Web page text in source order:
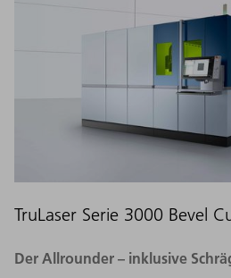
TruLaser Serie 3000 Bevel
Der Allrounder – inklusive